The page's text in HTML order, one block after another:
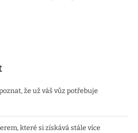
že už váš vůz potřebuje
které si získává stále více